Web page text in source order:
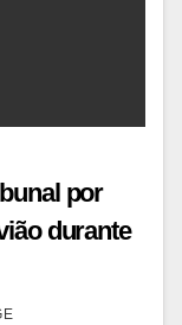
por
durante